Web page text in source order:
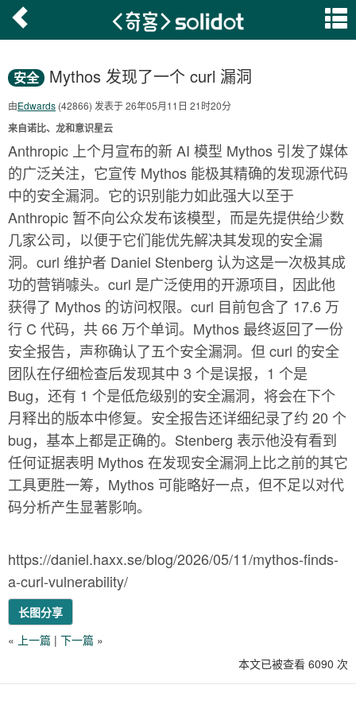
安全 Mythos 发现了一个 curl 漏洞
由Edwards (42866) 发表于 26年05月11日 21时20分
来自诺比、龙和意识星云
Anthropic 上个月宣布的新 AI 模型 Mythos 引发了媒体
的广泛关注，它宣传 Mythos 能极其精确的发现源代码
中的安全漏洞。它的识别能力如此强大以至于
Anthropic 暂不向公众发布该模型，而是先提供给少数
几家公司，以便于它们能优先解决其发现的安全漏
洞。curl 维护者 Daniel Stenberg 认为这是一次极其成
功的营销噱头。curl 是广泛使用的开源项目，因此他
获得了 Mythos 的访问权限。curl 目前包含了 17.6 万
行 C 代码，共 66 万个单词。Mythos 最终返回了一份
安全报告，声称确认了五个安全漏洞。但 curl 的安全
团队在仔细检查后发现其中 3 个是误报，1 个是
Bug，还有 1 个是低危级别的安全漏洞，将会在下个
月释出的版本中修复。安全报告还详细纪录了约 20 个
bug，基本上都是正确的。Stenberg 表示他没有看到
任何证据表明 Mythos 在发现安全漏洞上比之前的其它
工具更胜一筹，Mythos 可能略好一点，但不足以对代
码分析产生显著影响。
https://daniel.haxx.se/blog/2026/05/11/mythos-finds-
a-curl-vulnerability/
长图分享
« 上一篇 | 下一篇 »
本文已被查看 6090 次